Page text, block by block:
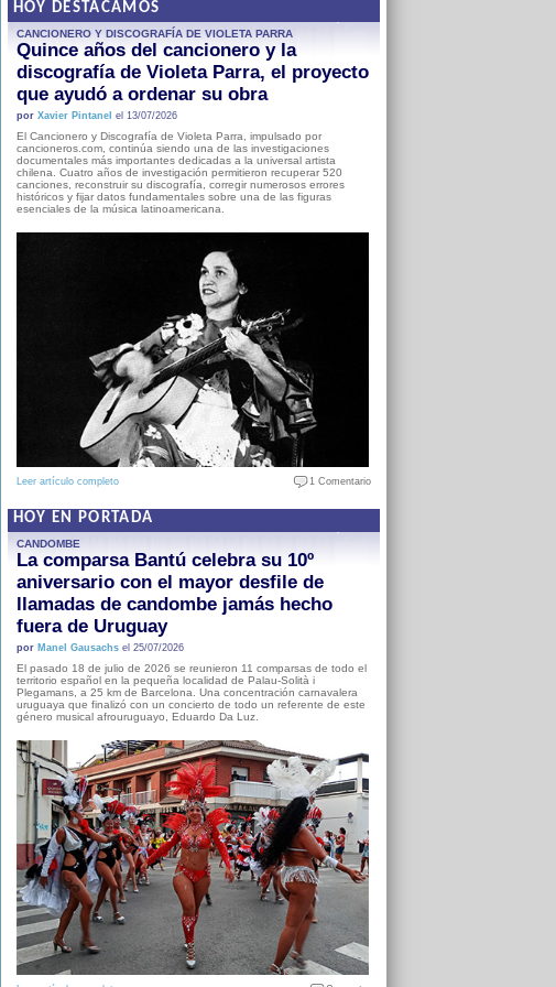
HOY DESTACAMOS
CANCIONERO Y DISCOGRAFÍA DE VIOLETA PARRA
Quince años del cancionero y la
discografía de Violeta Parra, el proyecto
que ayudó a ordenar su obra
por Xavier Pintanel el 13/07/2026
El Cancionero y Discografía de Violeta Parra, impulsado por
cancioneros.com, continúa siendo una de las investigaciones
documentales más importantes dedicadas a la universal artista
chilena. Cuatro años de investigación permitieron recuperar 520
canciones, reconstruir su discografía, corregir numerosos errores
históricos y fijar datos fundamentales sobre una de las figuras
esenciales de la música latinoamericana.
Leer artículo completo 1 Comentario
HOY EN PORTADA
CANDOMBE
La comparsa Bantú celebra su 10º
aniversario con el mayor desfile de
llamadas de candombe jamás hecho
fuera de Uruguay
por Manel Gausachsel 25/07/2026
El pasado 18 de julio de 2026 se reunieron 11 comparsas de todo el
territorio español en la pequeña localidad de Palau-Solità i
Plegamans, a 25 km de Barcelona. Una concentración carnavalera
uruguaya que finalizó con un concierto de todo un referente de este
género musical afrouruguayo, Eduardo Da Luz.